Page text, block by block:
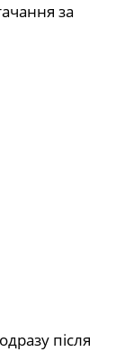
за
після